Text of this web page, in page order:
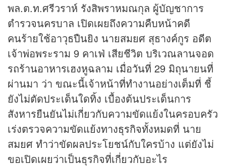
พล.ต.ท.ศรีวราห์ รังสิพราหมณกุล ผู้บัญชาการ
ตำรวจนครบาล เปิดเผยถึงความคืบหน้าคดี
คนร้ายใช้อาวุธปืนยิง นายสมยศ สุธางค์กูร อดีต
เจ้าพ่อพระราม 9 คาเฟ่ เสียชีวิต บริเวณลานจอด
รถร้านอาหารเฮงหูฉลาม เมื่อวันที่ 29 มิถุนายนที่
ผ่านมา ว่า ขณะนี้เจ้าหน้าที่ทำงานอย่างเต็มที่ ชี้
ยังไม่ตัดประเด็นใดทิ้ง เบื้องต้นประเด็นการ
สังหารยืนยันไม่เกี่ยวกับความขัดแย้งในครอบครัว
เร่งตรวจความขัดแย้งทางธุรกิจทั้งหมดที่ นาย
สมยศ ทำว่าขัดผลประโยชน์กับใครบ้าง แต่ยังไม่
ขอเปิดเผยว่าเป็นธุรกิจที่เกี่ยวกับอะไร